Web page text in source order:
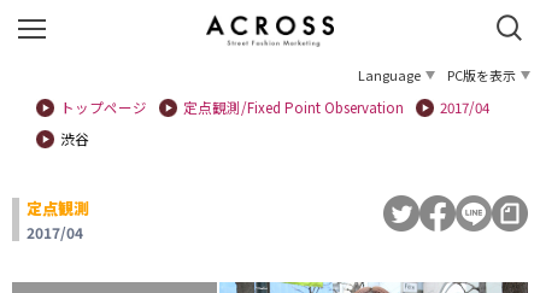
Language
PC版を表示
トップページ
定点観測/Fixed Point Observation
2017/04
渋谷
定点観測
2017/04